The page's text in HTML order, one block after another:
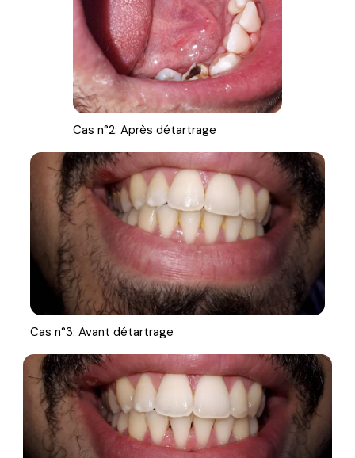
Cas n°2: Après détartrage
Cas n°3: Avant détartrage